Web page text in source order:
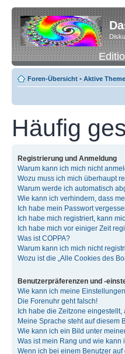
Foren-Übersicht • Aktive
Häufig
Registrierung und Anmeldung
Warum kann ich mich nicht
Wozu muss ich mich überhaupt
Warum werde ich automatisch
Wie kann ich verhindern, dass
Ich habe mein Passwort
Ich habe mich registriert, kann
Ich habe mich vor einiger Zeit
Was ist COPPA?
Warum kann ich mich nicht
Wozu ist die „Alle Cookies des
Benutzerpräferenzen und -
Wie kann ich meine
Die Forenuhr geht falsch!
Ich habe die Zeitzone
Meine Sprache steht auf diesem
Wie kann ich ein Bild unter
Was ist mein Rang und wie kann
Wenn ich bei einem Benutzer